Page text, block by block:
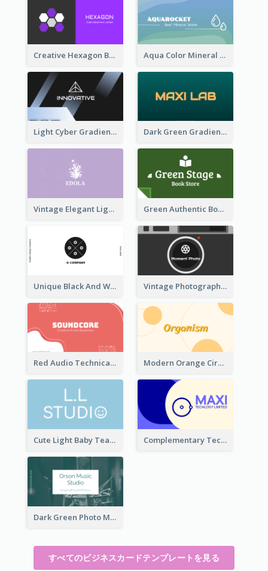
Creative Hexagon Business Card Design Template Aqua Color Mineral Water Business Card Design
Light Cyber Gradient Digital Business Card Template Dark Green Gradient Lab Business Card Printing
Vintage Elegant Light Purple Floral Business Card Maker Green Authentic Book Store Basic Business Card Maker
Unique Black And White Circular Business Card Designs Vintage Photographer Business Card Design
Red Audio Technica Business Card Design Layout Modern Orange Circle Organism Business Card Design
Cute Light Baby Teal Smiley Studio Business Card Maker Complementary Technology Business Card Design
Dark Green Photo Music Studio Business Card
すべてのビジネスカードテンプレートを見る